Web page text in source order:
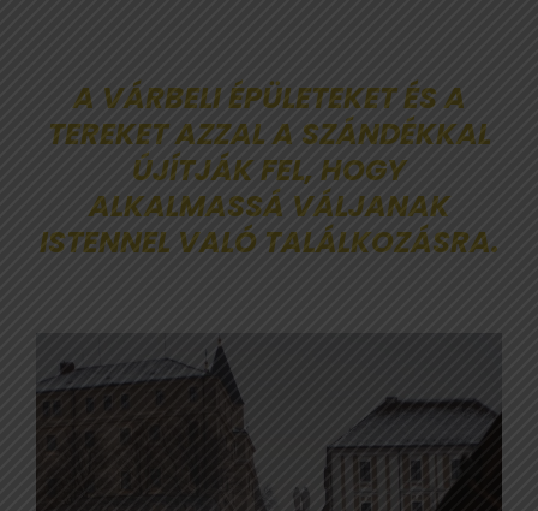
A VÁRBELI ÉPÜLETEKET ÉS A
TEREKET AZZAL A SZÁNDÉKKAL
ÚJÍTJÁK FEL, HOGY
ALKALMASSÁ VÁLJANAK
ISTENNEL VALÓ TALÁLKOZÁSRA.